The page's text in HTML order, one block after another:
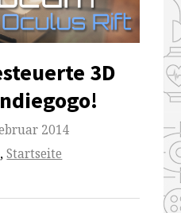
3D
2014
,Startseite